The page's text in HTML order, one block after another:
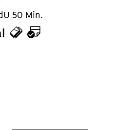
50 Min.
TicketsKalender